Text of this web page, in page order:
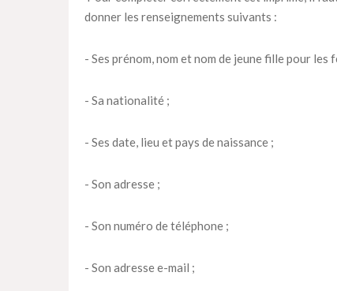
donner les renseignements suivants :
- Ses prénom, nom et nom de jeune fille pour les
- Sa nationalité ;
- Ses date, lieu et pays de naissance ;
- Son adresse ;
- Son numéro de téléphone ;
- Son adresse e-mail ;